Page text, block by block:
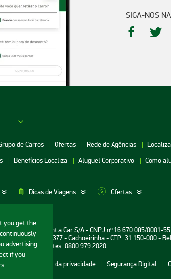
you get the
advertising
if you
SIGA-NOS
de Carros Ofertas Rede de Agências
Benefícios Localiza Aluguel Corporativo Como
Dicas de Viagens Ofertas
Alegre
Aluguel de Carros Goiânia
Aluguel de Carros Guarulhos
Aluguel de Carros Natal
Aluguel
Aluguel
Localiza Rent a Car S/A - CNPJ nº 16.670.085/0001-55
Vasconcelos, n° 377 - Cachoeirinha - CEP: 31.150-000 -
a Clientes: 0800 979 2020
de uso Portal da privacidade Segurança Digital